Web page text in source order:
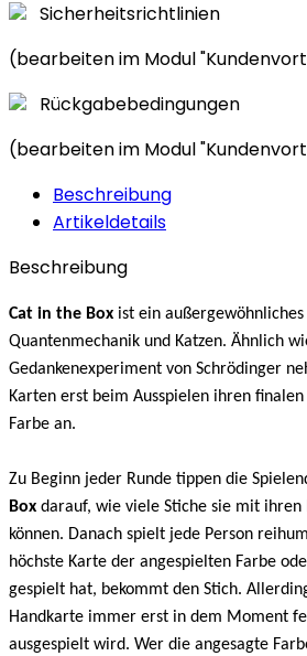
Sicherheitsrichtlinien
(bearbeiten im Modul
Rückgabebedingungen
(bearbeiten im Modul
Beschreibung
Artikeldetails
Beschreibung
Cat in the Box ist ein
Quantenmechanik und Katzen. Ähnlich
Gedankenexperiment von Schrödinger
Karten erst beim Ausspielen ihren
Farbe an.
Zu Beginn jeder Runde tippen die
Box darauf, wie viele Stiche sie mit ihren
können. Danach spielt jede Person
höchste Karte der angespielten Farbe
gespielt hat, bekommt den Stich.
Handkarte immer erst in dem Moment
ausgespielt wird. Wer die angesagte